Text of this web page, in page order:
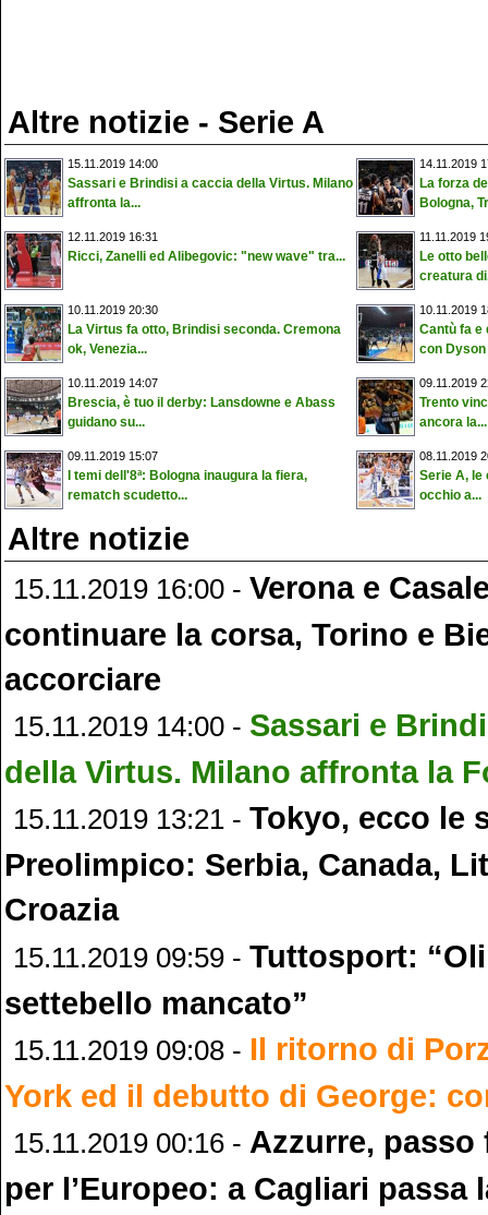
Altre notizie - Serie A
15.11.2019 14:00
Sassari e Brindisi a caccia della Virtus. Milano
affronta la...
14.11.2019
La forza
Bologna,
12.11.2019 16:31
Ricci, Zanelli ed Alibegovic: "new wave" tra...
11.11.2019
Le otto
creatura
10.11.2019 20:30
La Virtus fa otto, Brindisi seconda. Cremona
ok, Venezia...
10.11.2019
Cantù fa e
con Dyson
10.11.2019 14:07
Brescia, è tuo il derby: Lansdowne e Abass
guidano su...
09.11.2019
Trento
ancora la...
09.11.2019 15:07
I temi dell'8ª: Bologna inaugura la fiera,
rematch scudetto...
08.11.2019
Serie A,
occhio a...
Altre notizie
15.11.2019 16:00 - Verona e
continuare la corsa, Torino e
accorciare
15.11.2019 14:00 - Sassari e
della Virtus. Milano affronta la
15.11.2019 13:21 - Tokyo, ecco le
Preolimpico: Serbia, Canada,
Croazia
15.11.2019 09:59 - Tuttosport:
settebello mancato”
15.11.2019 09:08 - Il ritorno di
York ed il debutto di George:
15.11.2019 00:16 - Azzurre,
per l’Europeo: a Cagliari passa